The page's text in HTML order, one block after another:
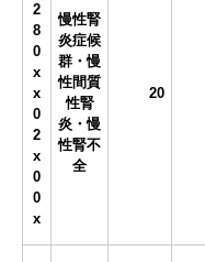
2
8
0
x
x
0
2
x
0
0
x
慢性腎
炎症候
群・慢
性間質
性腎
炎・慢
性腎不
全
20